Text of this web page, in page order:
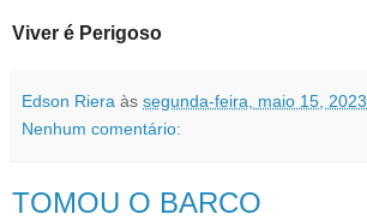
Viver é Perigoso
Edson Riera às segunda-feira, maio 15, 2023
Nenhum comentário:
TOMOU O BARCO